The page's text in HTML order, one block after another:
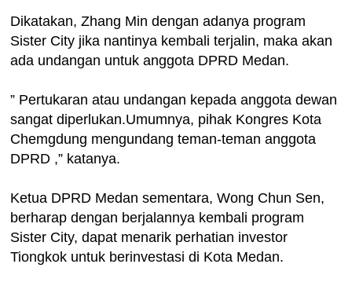
Dikatakan, Zhang Min dengan adanya program
Sister City jika nantinya kembali terjalin, maka akan
ada undangan untuk anggota DPRD Medan.
” Pertukaran atau undangan kepada anggota dewan
sangat diperlukan.Umumnya, pihak Kongres Kota
Chemgdung mengundang teman-teman anggota
DPRD ,” katanya.
Ketua DPRD Medan sementara, Wong Chun Sen,
berharap dengan berjalannya kembali program
Sister City, dapat menarik perhatian investor
Tiongkok untuk berinvestasi di Kota Medan.